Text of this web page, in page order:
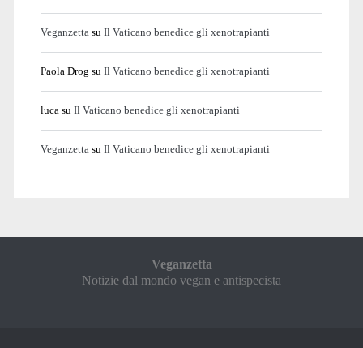
Veganzetta su Il Vaticano benedice gli xenotrapianti
Paola Drog su Il Vaticano benedice gli xenotrapianti
luca su Il Vaticano benedice gli xenotrapianti
Veganzetta su Il Vaticano benedice gli xenotrapianti
Veganzetta
Notizie dal mondo vegan e antispecista